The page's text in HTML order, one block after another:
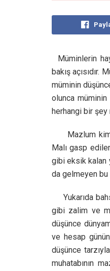
Müminlerin
bakış
müminin
olunca
herhangi bir
Mazlum
Malı gasp
gibi eksik kalan
da gelmeyen bu
Yukarıda
gibi zalim ve
düşünce
ve hesap
düşünce
muhatabının